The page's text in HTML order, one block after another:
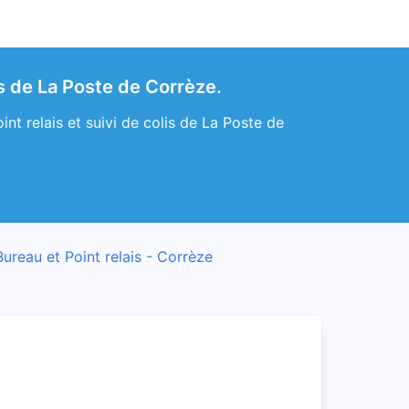
La Poste de Corrèze.
relais et suivi de colis de La Poste de
et Point relais - Corrèze